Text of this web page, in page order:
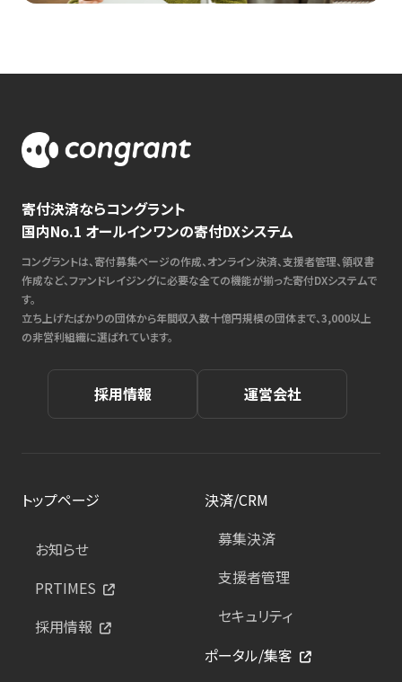
寄付決済ならコングラント
国内No.1 オールインワンの寄付DXシステム
コングラントは、寄付募集ページの作成、オンライン決済、支援者管理、領収書
作成など、ファンドレイジングに必要な全ての機能が揃った寄付DXシステムで
す。
立ち上げたばかりの団体から年間収入数十億円規模の団体まで、3,000以上
の非営利組織に選ばれています。
採用情報 運営会社
トップページ
お知らせ
PRTIMES
採用情報
決済/CRM
募集決済
支援者管理
セキュリティ
ポータル/集客